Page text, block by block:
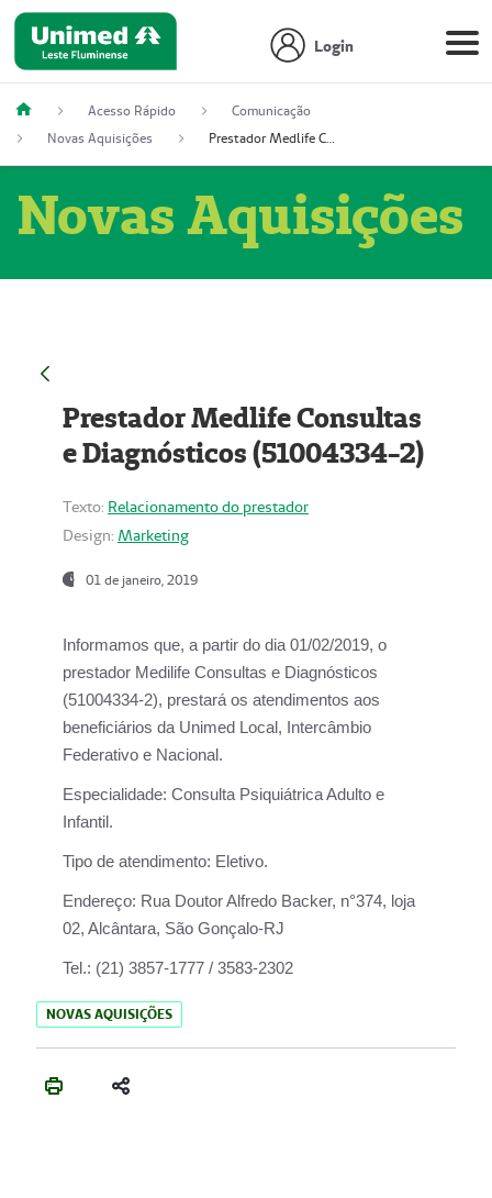
Login
Acesso Rápido
Comunicação
Novas Aquisições
Prestador Medlife Consultas e Diagnósticos (51004334-2)
Novas Aquisições
Prestador Medlife Consultas
e Diagnósticos (51004334-2)
Texto: Relacionamento do prestador
Design: Marketing
01 de janeiro, 2019
Informamos que, a partir do dia 01/02/2019, o
prestador Medilife Consultas e Diagnósticos
(51004334-2), prestará os atendimentos aos
beneficiários da Unimed Local, Intercâmbio
Federativo e Nacional.
Especialidade: Consulta Psiquiátrica Adulto e
Infantil.
Tipo de atendimento: Eletivo.
Endereço: Rua Doutor Alfredo Backer, n°374, loja
02, Alcântara, São Gonçalo-RJ
Tel.: (21) 3857-1777 / 3583-2302
NOVAS AQUISIÇÕES